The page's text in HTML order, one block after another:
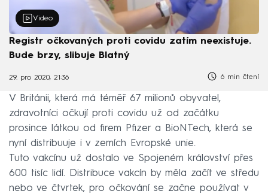
Video
Registr očkovaných proti covidu zatím neexistuje.
Bude brzy, slibuje Blatný
29. pro 2020, 21:36 6 min čtení
V Británii, která má téměř 67 milionů obyvatel,
zdravotníci očkují proti covidu už od začátku
prosince látkou od firem Pfizer a BioNTech, která se
nyní distribuuje i v zemích Evropské unie.
Tuto vakcínu už dostalo ve Spojeném království přes
600 tisíc lidí. Distribuce vakcín by měla začít ve středu
nebo ve čtvrtek, pro očkování se začne používat v